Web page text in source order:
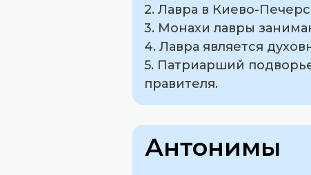
2. Лавра в Киево-
3. Монахи лавры
4. Лавра является
5. Патриарший
правителя.
Антонимы